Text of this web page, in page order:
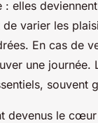
: elles
varier les
En cas de
une journée.
souvent
devenus le